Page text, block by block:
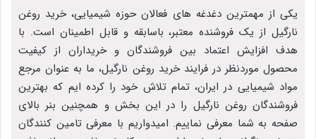
یکی از مهمترین دغدغه های فعالان حوزه شیمیایی، خرید روغن
نارگیل از یک فروشنده معتبر، باسابقه و قابل اطمینان است. با
هدف افزایش اعتماد بین فروشندگان و خریداران از کیفیت
محصول موردنظر در فرایند خرید روغن نارگیل، ما به عنوان مرجع
مواد شیمیایی در ایران، تمام تلاش خود را کرده ایم که بهترین
فروشندگان روغن نارگیل را در این بخش و همچنین بنر بالای
صفحه به شما معرفی نماییم. امیدواریم با معرفی تامین کنندگان